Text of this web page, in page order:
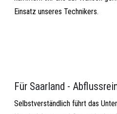
Einsatz unseres Technikers.
Für Saarland -
Selbstverständlich führt das